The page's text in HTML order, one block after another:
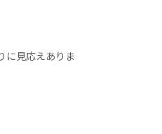
に見応えありま